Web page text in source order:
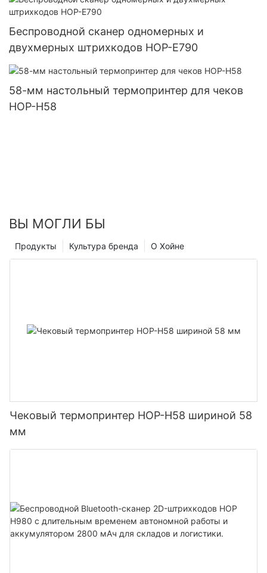
Беспроводной сканер одномерных и
двухмерных штрихкодов HOP-E790
58-мм настольный термопринтер для чеков
HOP-H58
ВЫ МОГЛИ БЫ
О Хойне
Культура бренда
Продукты
Чековый термопринтер HOP-H58 шириной 58
мм